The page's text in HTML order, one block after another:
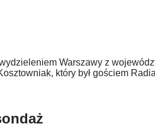
Warszawy z
który był gościem